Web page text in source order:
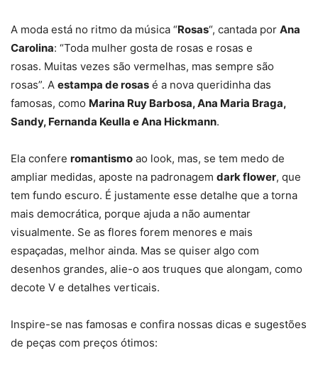
A moda está no ritmo da música “Rosas“, cantada por Ana
Carolina: “Toda mulher gosta de rosas e rosas e
rosas. Muitas vezes são vermelhas, mas sempre são
rosas”. A estampa de rosas é a nova queridinha das
famosas, como Marina Ruy Barbosa, Ana Maria Braga,
Sandy, Fernanda Keulla e Ana Hickmann.
Ela confere romantismo ao look, mas, se tem medo de
ampliar medidas, aposte na padronagem dark flower, que
tem fundo escuro. É justamente esse detalhe que a torna
mais democrática, porque ajuda a não aumentar
visualmente. Se as flores forem menores e mais
espaçadas, melhor ainda. Mas se quiser algo com
desenhos grandes, alie-o aos truques que alongam, como
decote V e detalhes verticais.
Inspire-se nas famosas e confira nossas dicas e sugestões
de peças com preços ótimos: